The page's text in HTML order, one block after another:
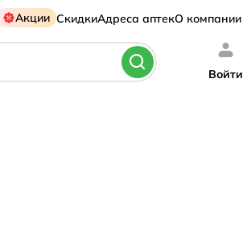
Акции СкидкиАдреса аптекО компании
Войти